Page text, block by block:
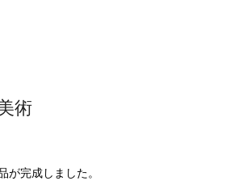
術
が完成しました。